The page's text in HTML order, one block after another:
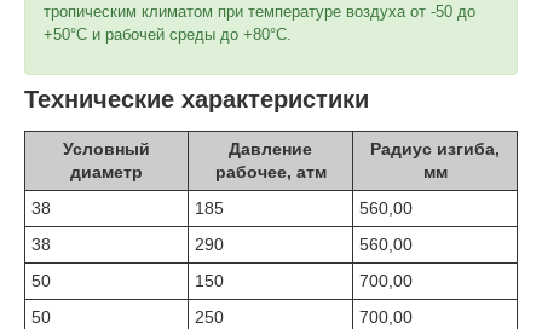
тропическим климатом при температуре воздуха от -50 до
+50°С и рабочей среды до +80°С.
Технические характеристики
Условный
диаметр
Давление
рабочее, атм
Радиус изгиба,
мм
38
185
560,00
38
290
560,00
50
150
700,00
50
250
700,00